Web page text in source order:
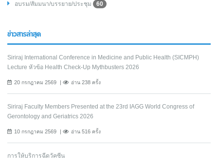
อบรม/สัมมนา/บรรยาย/ประชุม
60
ข่าวสารล่าสุด
Siriraj International Conference in Medicine and Public Health (SICMPH)
Lecture หัวข้อ Health Check-Up Mythbusters 2026
20 กรกฎาคม 2569 อ่าน 238 ครั้ง
Siriraj Faculty Members Presented at the 23rd IAGG World Congress of
Gerontology and Geriatrics 2026
10 กรกฎาคม 2569 อ่าน 516 ครั้ง
การให้บริการฉีดวัคซีน